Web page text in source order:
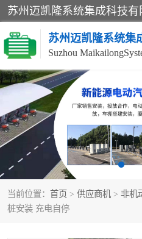
苏州迈凯隆系统集
当前位置： 首页 > 供应商机 > 非机
桩安装 充电自停
非机动车充电桩
电动自行车充电桩
充电桩